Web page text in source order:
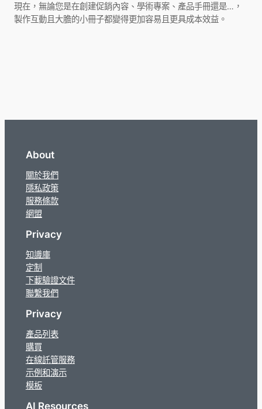
現在，無論您是在創建促銷內容、學術專案、產品手冊還是…，
製作互動且大膽的小冊子都變得更加容易且更具成本效益。
About
關於我們
隱私政策
服務條款
網盟
Privacy
知識庫
定制
下載驗證文件
聯繫我們
Privacy
產品列表
購買
在線託管服務
示例和演示
模板
AI Resources